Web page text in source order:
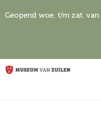
Geopend woe. t/m zat.
Home
Algemene